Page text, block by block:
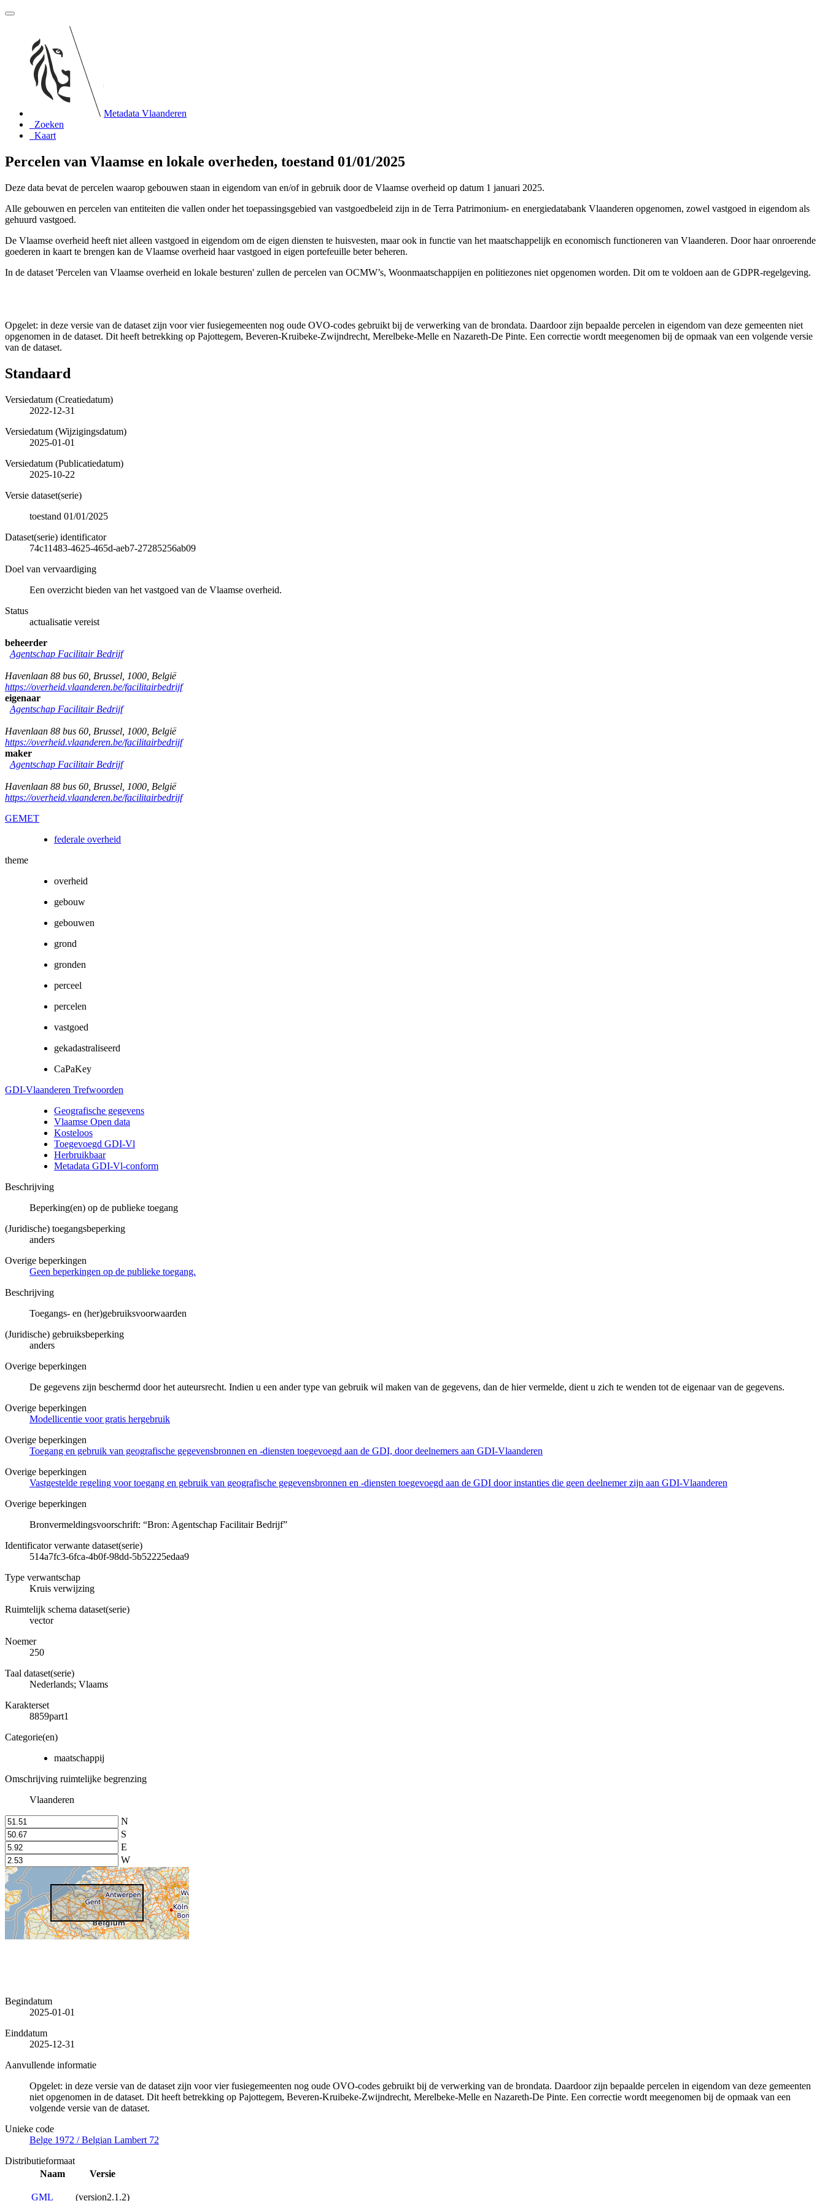
Metadata Vlaanderen
Zoeken
Kaart
Percelen van Vlaamse en lokale overheden, toestand 01/01/2025
Deze data bevat de percelen waarop gebouwen staan in eigendom van en/of in gebruik door de Vlaamse overheid op datum 1 januari 2025.
Alle gebouwen en percelen van entiteiten die vallen onder het toepassingsgebied van vastgoedbeleid zijn in de Terra Patrimonium- en energiedatabank Vlaanderen opgenomen, zowel vastgoed in eigendom als
gehuurd vastgoed.
De Vlaamse overheid heeft niet alleen vastgoed in eigendom om de eigen diensten te huisvesten, maar ook in functie van het maatschappelijk en economisch functioneren van Vlaanderen. Door haar onroerende
goederen in kaart te brengen kan de Vlaamse overheid haar vastgoed in eigen portefeuille beter beheren.
In de dataset 'Percelen van Vlaamse overheid en lokale besturen' zullen de percelen van OCMW’s, Woonmaatschappijen en politiezones niet opgenomen worden. Dit om te voldoen aan de GDPR-regelgeving.
Opgelet: in deze versie van de dataset zijn voor vier fusiegemeenten nog oude OVO-codes gebruikt bij de verwerking van de brondata. Daardoor zijn bepaalde percelen in eigendom van deze gemeenten niet
opgenomen in de dataset. Dit heeft betrekking op Pajottegem, Beveren-Kruibeke-Zwijndrecht, Merelbeke-Melle en Nazareth-De Pinte. Een correctie wordt meegenomen bij de opmaak van een volgende versie
van de dataset.
Standaard
Versiedatum (Creatiedatum)
2022-12-31
Versiedatum (Wijzigingsdatum)
2025-01-01
Versiedatum (Publicatiedatum)
2025-10-22
Versie dataset(serie)
toestand 01/01/2025
Dataset(serie) identificator
74c11483-4625-465d-aeb7-27285256ab09
Doel van vervaardiging
Een overzicht bieden van het vastgoed van de Vlaamse overheid.
Status
actualisatie vereist
beheerder
Agentschap Facilitair Bedrijf
Havenlaan 88 bus 60 Brussel 1000 België
https://overheid.vlaanderen.be/facilitairbedrijf
eigenaar
Agentschap Facilitair Bedrijf
Havenlaan 88 bus 60 Brussel 1000 België
https://overheid.vlaanderen.be/facilitairbedrijf
maker
Agentschap Facilitair Bedrijf
Havenlaan 88 bus 60 Brussel 1000 België
https://overheid.vlaanderen.be/facilitairbedrijf
GEMET
federale overheid
theme
overheid
gebouw
gebouwen
grond
gronden
perceel
percelen
vastgoed
gekadastraliseerd
CaPaKey
GDI-Vlaanderen Trefwoorden
Geografische gegevens
Vlaamse Open data
Kosteloos
Toegevoegd GDI-Vl
Herbruikbaar
Metadata GDI-Vl-conform
Beschrijving
Beperking(en) op de publieke toegang
(Juridische) toegangsbeperking
anders
Overige beperkingen
Geen beperkingen op de publieke toegang.
Beschrijving
Toegangs- en (her)gebruiksvoorwaarden
(Juridische) gebruiksbeperking
anders
Overige beperkingen
De gegevens zijn beschermd door het auteursrecht. Indien u een ander type van gebruik wil maken van de gegevens, dan de hier vermelde, dient u zich te wenden tot de eigenaar van de gegevens.
Overige beperkingen
Modellicentie voor gratis hergebruik
Overige beperkingen
Toegang en gebruik van geografische gegevensbronnen en -diensten toegevoegd aan de GDI, door deelnemers aan GDI-Vlaanderen
Overige beperkingen
Vastgestelde regeling voor toegang en gebruik van geografische gegevensbronnen en -diensten toegevoegd aan de GDI door instanties die geen deelnemer zijn aan GDI-Vlaanderen
Overige beperkingen
Bronvermeldingsvoorschrift: “Bron: Agentschap Facilitair Bedrijf”
Identificator verwante dataset(serie)
514a7fc3-6fca-4b0f-98dd-5b52225edaa9
Type verwantschap
Kruis verwijzing
Ruimtelijk schema dataset(serie)
vector
Noemer
250
Taal dataset(serie)
Nederlands; Vlaams
Karakterset
8859part1
Categorie(en)
maatschappij
Omschrijving ruimtelijke begrenzing
Vlaanderen
N
S
E
W
Begindatum
2025-01-01
Einddatum
2025-12-31
Aanvullende informatie
Opgelet: in deze versie van de dataset zijn voor vier fusiegemeenten nog oude OVO-codes gebruikt bij de verwerking van de brondata. Daardoor zijn bepaalde percelen in eigendom van deze gemeenten
niet opgenomen in de dataset. Dit heeft betrekking op Pajottegem, Beveren-Kruibeke-Zwijndrecht, Merelbeke-Melle en Nazareth-De Pinte. Een correctie wordt meegenomen bij de opmaak van een
volgende versie van de dataset.
Unieke code
Belge 1972 / Belgian Lambert 72
Distributieformaat
Naam
Versie
GML (version2.1.2)